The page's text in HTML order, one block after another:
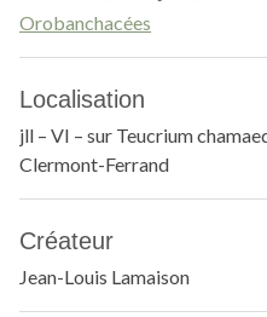
Orobanchacées
Localisation
jll – VI – sur Teucrium
Clermont-Ferrand
Créateur
Jean-Louis Lamaison